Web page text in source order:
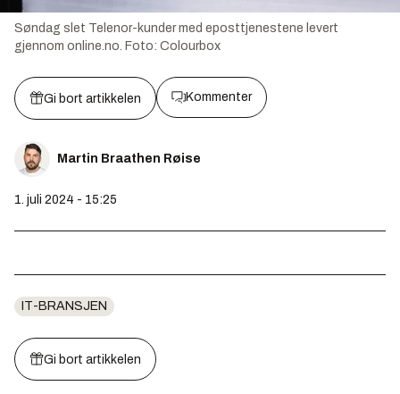
Søndag slet Telenor-kunder med eposttjenestene levert
gjennom online.no. Foto: Colourbox
Gi bort artikkelen Kommenter
Martin Braathen Røise
1. juli 2024 - 15:25
IT-BRANSJEN
Gi bort artikkelen